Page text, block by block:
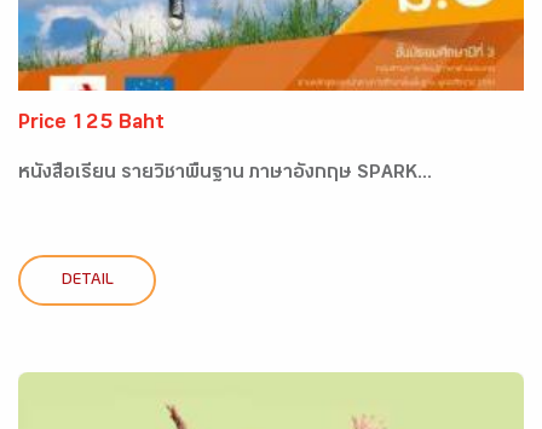
Price 125 Baht
หนังสือเรียน รายวิชาพื้นฐาน ภาษาอังกฤษ SPARK...
DETAIL